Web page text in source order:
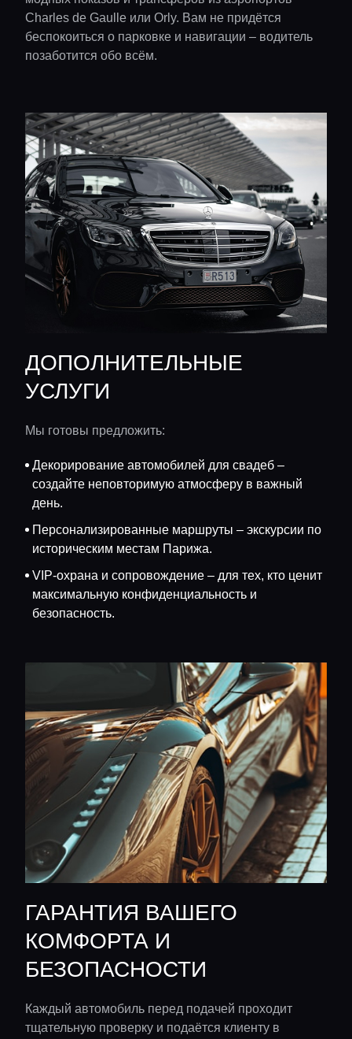
Charles de Gaulle или Orly. Вам не придётся
беспокоиться о парковке и навигации – водитель
позаботится обо всём.
ДОПОЛНИТЕЛЬНЫЕ
УСЛУГИ
Мы готовы предложить:
Декорирование автомобилей для свадеб –
создайте неповторимую атмосферу в важный
день.
Персонализированные маршруты – экскурсии по
историческим местам Парижа.
VIP-охрана и сопровождение – для тех, кто ценит
максимальную конфиденциальность и
безопасность.
ГАРАНТИЯ ВАШЕГО
КОМФОРТА И
БЕЗОПАСНОСТИ
Каждый автомобиль перед подачей проходит
тщательную проверку и подаётся клиенту в